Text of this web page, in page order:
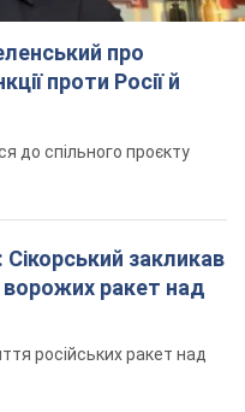
російських ракет над
судну в